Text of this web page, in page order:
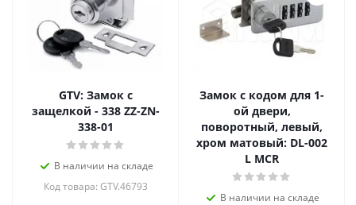
GTV: Замок с
защелкой - 338 ZZ-ZN-
338-01
В наличии на складе
Код товара: GTV.46793
Замок с кодом для 1-
ой двери,
поворотный, левый,
хром матовый: DL-002
L MCR
В наличии на складе